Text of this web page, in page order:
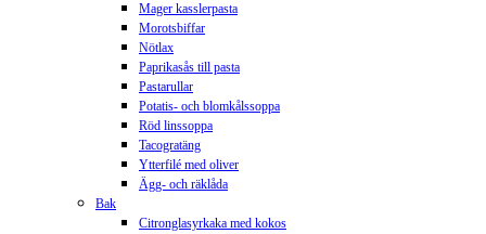
Mager kasslerpasta
Morotsbiffar
Nötlax
Paprikasås till pasta
Pastarullar
Potatis- och blomkålssoppa
Röd linssoppa
Tacogratäng
Ytterfilé med oliver
Ägg- och räklåda
Bak
Citronglasyrkaka med kokos